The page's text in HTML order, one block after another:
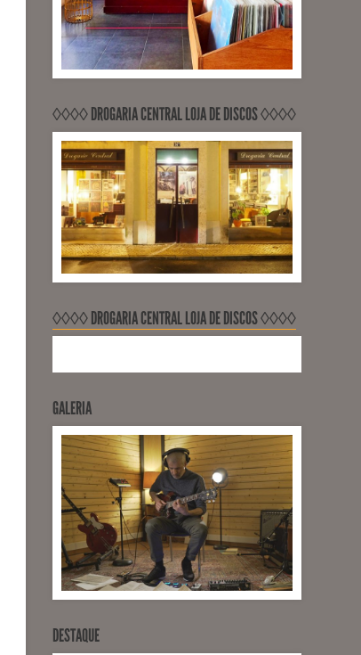
◊◊◊◊ DROGARIA CENTRAL LOJA DE DISCOS ◊◊◊◊
◊◊◊◊ DROGARIA CENTRAL LOJA DE DISCOS ◊◊◊◊
GALERIA
DESTAQUE